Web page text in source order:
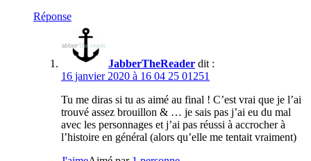
Réponse
JabberTheReader dit :
16 janvier 2020 à 16 04 25 01251
Tu me diras si tu as aimé au final ! C’est vrai que je l’ai
trouvé assez brouillon & … je sais pas j’ai eu du mal
avec les personnages et j’ai pas réussi à accrocher à
l’histoire en général (alors qu’elle me tentait vraiment)